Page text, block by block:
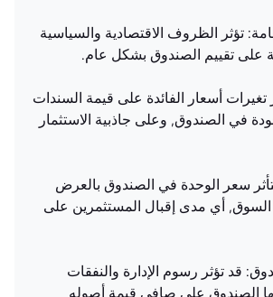
تؤثر الظروف الاقتصادية والسياسية
على تقييم الصندوق بشكل عام.
تغيرات أسعار الفائدة على قيمة السندات
في الصندوق, وعلى جاذبية الاستثمار
سعر الوحدة في الصندوق بالعرض
أي مدى إقبال المستثمرين على
قد تؤثر رسوم الإدارة والنفقات
الصندوق على صافي قيمة أصوله